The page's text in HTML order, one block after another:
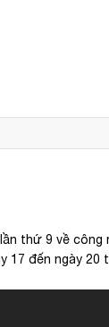
thứ 9 về
đến ngày